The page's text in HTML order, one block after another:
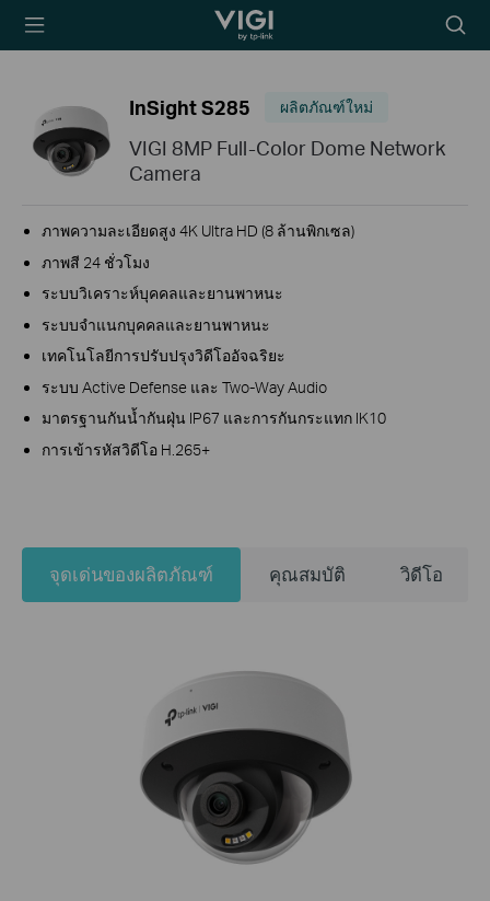
TP-Link, Reliably
icon
InSight S285 ผลิตภัณฑ์ใหม่
VIGI 8MP Full-Color Dome Network
Camera
ภาพความละเอียดสูง 4K Ultra HD (8 ล้านพิกเซล)
ภาพสี 24 ชั่วโมง
ระบบวิเคราะห์บุคคลและยานพาหนะ
ระบบจำแนกบุคคลและยานพาหนะ
เทคโนโลยีการปรับปรุงวิดีโออัจฉริยะ
ระบบ Active Defense และ Two-Way Audio
มาตรฐานกันน้ำกันฝุ่น IP67 และการกันกระแทก IK10
การเข้ารหัสวิดีโอ H.265+
จุดเด่นของผลิตภัณฑ์ คุณสมบัติ วิดีโอ